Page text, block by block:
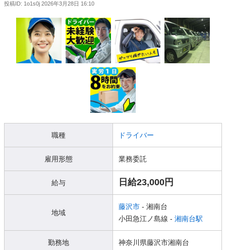
投稿ID: 1o1s0j 2026年3月28日 16:10
職種 ドライバー
雇用形態 業務委託
給与 日給23,000円
地域
藤沢市 - 湘南台
小田急江ノ島線 - 湘南台駅
勤務地 神奈川県藤沢市湘南台